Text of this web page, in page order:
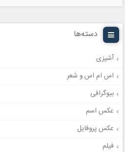
دسته‌ها
آشپزی
اس ام اس و شعر
بیوگرافی
عکس اسم
عکس پروفایل
فیلم